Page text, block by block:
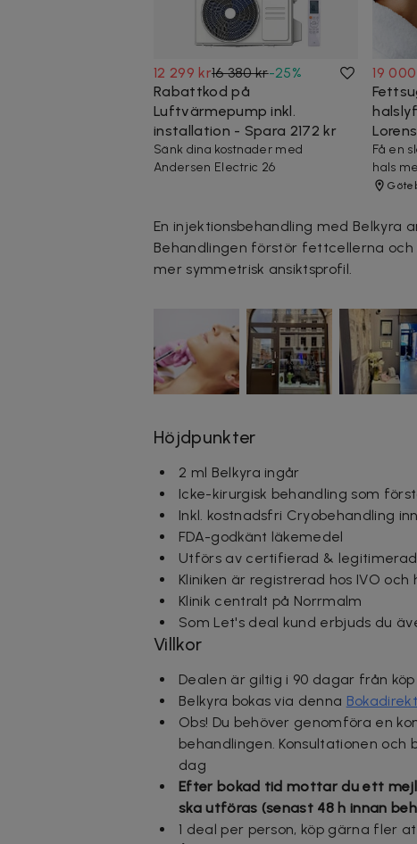
12 299 kr16 380 kr-25%
Rabattkod på
Luftvärmepump inkl.
installation - Spara 2172 kr
Sänk dina kostnader med
Andersen Electric 26
19
Få en
hals
En injektionsbehandling med Belkyra
Behandlingen förstör fettcellerna
mer symmetrisk ansiktsprofil.
Höjdpunkter
2 ml Belkyra ingår
Icke-kirurgisk behandling som
Inkl. kostnadsfri Cryobehandling
FDA-godkänt läkemedel
Utförs av certifierad & legitimerad
Kliniken är registrerad hos IVO
Klinik centralt på Norrmalm
Som Let's deal kund erbjuds du
Villkor
Dealen är giltig i 90 dagar från köp
Belkyra bokas via denna
Obs! Du behöver genomföra en
behandlingen. Konsultationen
dag
Efter bokad tid mottar du ett
ska utföras (senast 48 h innan
1 deal per person, köp gärna fler